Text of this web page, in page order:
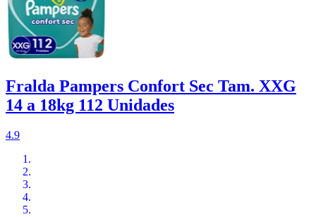
Fralda Pampers Confort Sec Tam. XXG
14 a 18kg 112 Unidades
4.9